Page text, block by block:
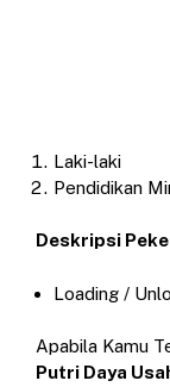
Laki-laki
Pendidikan
Deskripsi
Loading /
Apabila Kamu
Putri Daya